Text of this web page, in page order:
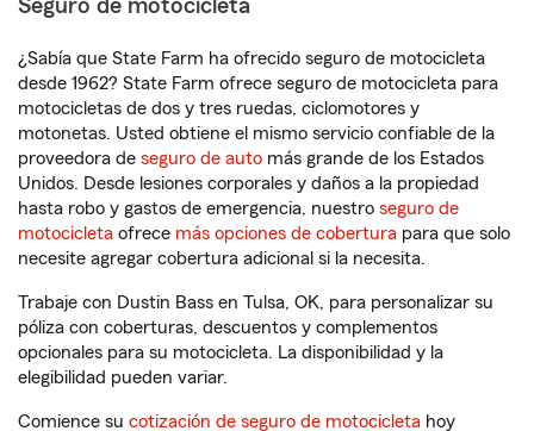
Seguro de motocicleta
¿Sabía que State Farm ha ofrecido seguro de motocicleta
desde 1962? State Farm ofrece seguro de motocicleta para
motocicletas de dos y tres ruedas, ciclomotores y
motonetas. Usted obtiene el mismo servicio confiable de la
proveedora de seguro de auto más grande de los Estados
Unidos. Desde lesiones corporales y daños a la propiedad
hasta robo y gastos de emergencia, nuestro seguro de
motocicleta ofrece más opciones de cobertura para que solo
necesite agregar cobertura adicional si la necesita.
Trabaje con Dustin Bass en Tulsa, OK, para personalizar su
póliza con coberturas, descuentos y complementos
opcionales para su motocicleta. La disponibilidad y la
elegibilidad pueden variar.
Comience su cotización de seguro de motocicleta hoy